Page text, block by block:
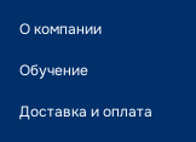
О компании
Обучение
Доставка и оплата